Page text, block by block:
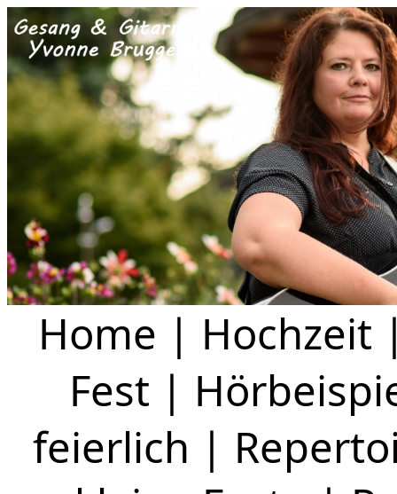
Home | Hochzeit
Fest |
feierlich |